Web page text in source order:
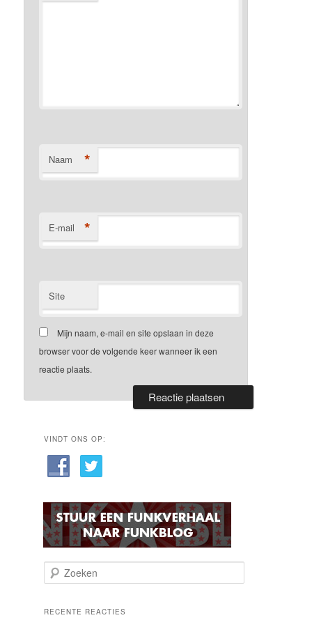
Naam *
E-mail *
Site
Mijn naam, e-mail en site opslaan in deze
browser voor de volgende keer wanneer ik een
reactie plaats.
VINDT ONS OP:
o
k
RECENTE REACTIES